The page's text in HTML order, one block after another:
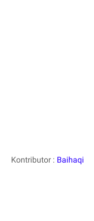
Kontributor : Baihaqi